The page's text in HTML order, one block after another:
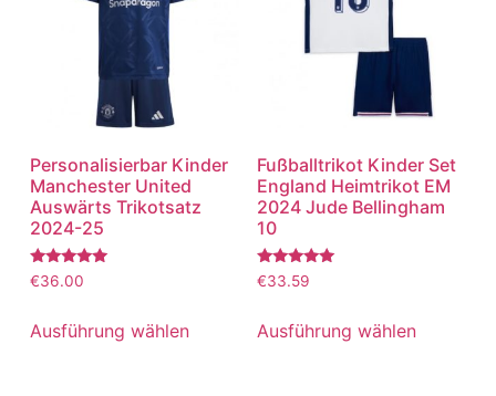
Personalisierbar Kinder
Manchester United
Auswärts Trikotsatz
2024-25
Bewertet
mit
von 5
€36.00
Ausführung wählen
Fußballtrikot Kinder Set
England Heimtrikot EM
2024 Jude Bellingham
10
Bewertet
mit
von 5
€33.59
Ausführung wählen